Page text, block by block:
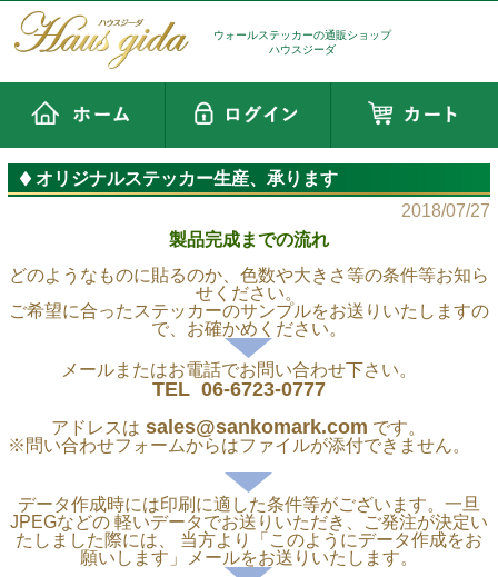
ウォールステッカーの通販ショップ
ハウスジーダ
オリジナルステッカー生産、承ります
2018/07/27
製品完成までの流れ
どのようなものに貼るのか、色数や大きさ等の条件等お知ら
せください。
ご希望に合ったステッカーのサンプルをお送りいたしますの
で、お確かめください。
メールまたはお電話でお問い合わせ下さい。
TEL 06-6723-0777
アドレスは sales@sankomark.com です。
※問い合わせフォームからはファイルが添付できません。
データ作成時には印刷に適した条件等がございます。一旦
JPEGなどの 軽いデータでお送りいただき、ご発注が決定い
たしました際には、 当方より「このようにデータ作成をお
願いします」メールをお送りいたします。